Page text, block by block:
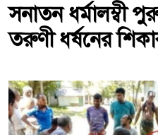
সনাতন ধর্মালম্বী
তরুণী ধর্ষনের